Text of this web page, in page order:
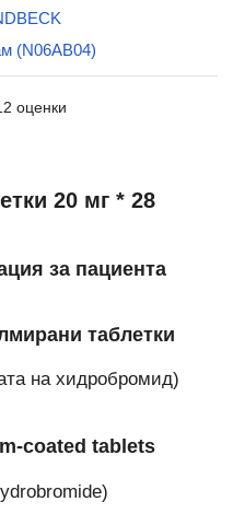
(N06AB04)
оценки
20 мг * 28
за пациента
таблетки
на хидробромид)
coated tablets